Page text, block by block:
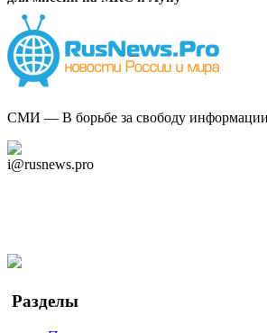
СМИ — В борьбе за свободу информации
i@rusnews.pro
Разделы